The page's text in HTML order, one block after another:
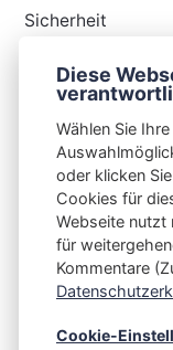
Sicherheit
Thunderbird
Integrating
Impressum
Diese
Wählen Sie
oder klicken
Cookies für
Webseite
für
Kommentare
Cookie-